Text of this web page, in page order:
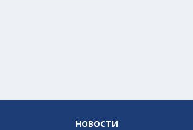
НОВОСТИ